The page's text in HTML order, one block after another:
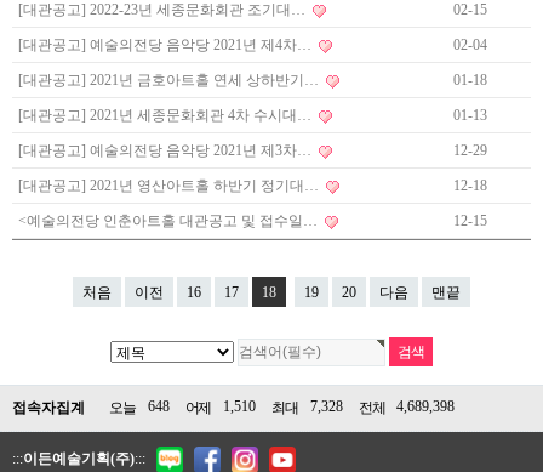
[대관공고] 2022-23년 세종문화회관 조기대… 02-15
[대관공고] 예술의전당 음악당 2021년 제4차… 02-04
[대관공고] 2021년 금호아트홀 연세 상하반기… 01-18
[대관공고] 2021년 세종문화회관 4차 수시대… 01-13
[대관공고] 예술의전당 음악당 2021년 제3차… 12-29
[대관공고] 2021년 영산아트홀 하반기 정기대… 12-18
<예술의전당 인춘아트홀 대관공고 및 접수일… 12-15
처음 이전 16 17 18 19 20 다음 맨끝
접속자집계 오늘 648 어제 1,510 최대 7,328 전체 4,689,398
:::이든예술기획(주):::